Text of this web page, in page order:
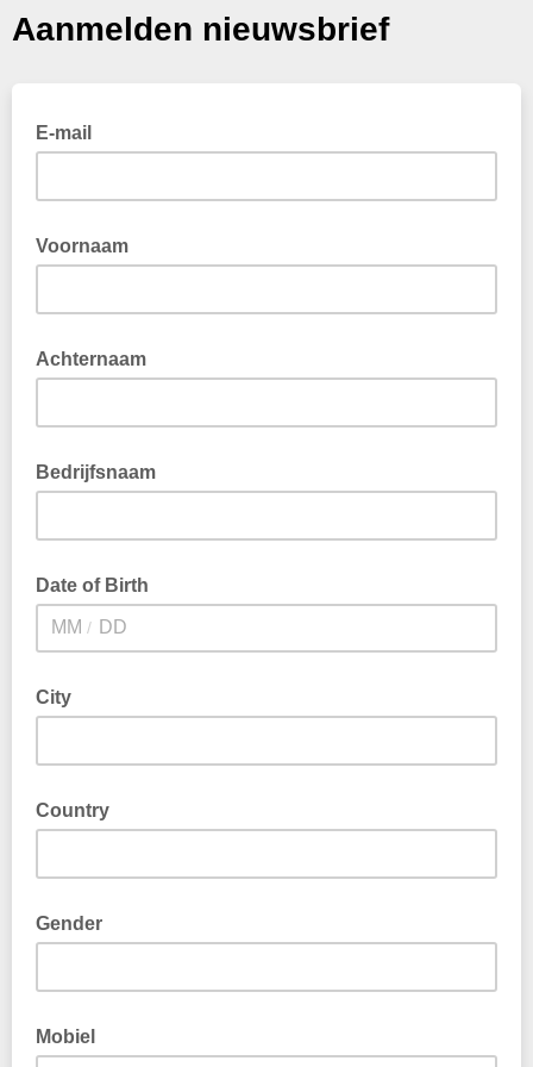
Aanmelden nieuwsbrief
E-mail
Voornaam
Achternaam
Bedrijfsnaam
Date of Birth
/
City
Country
Gender
Mobiel